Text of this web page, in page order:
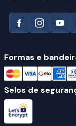
Formas e
Selos de